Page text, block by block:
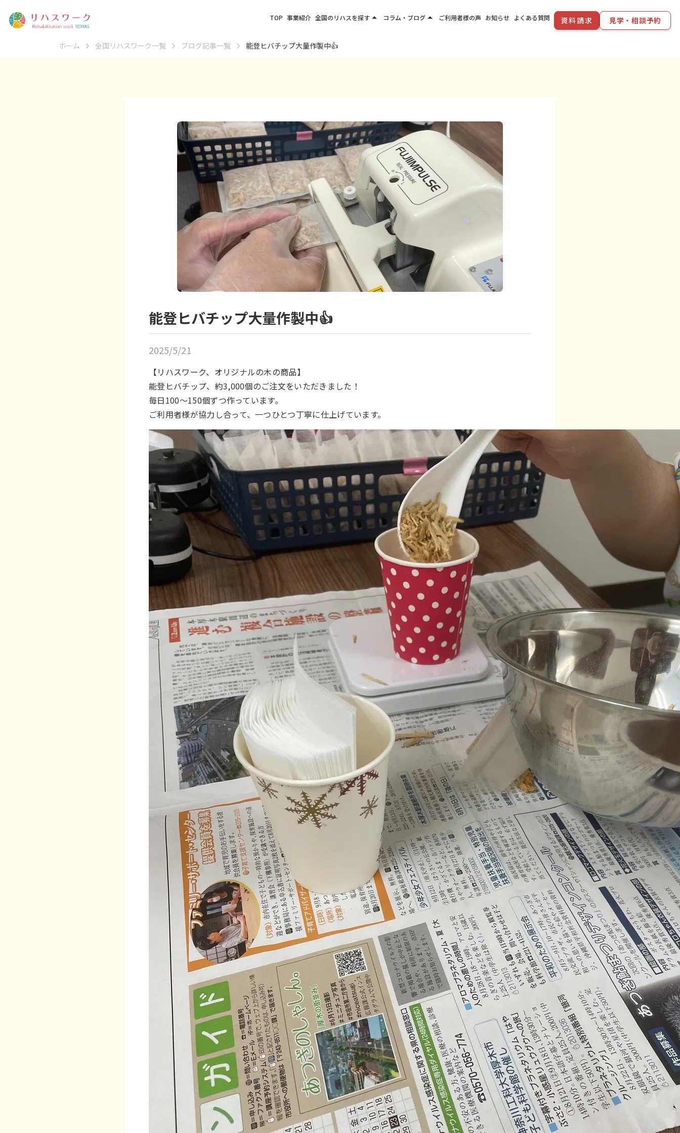
ホーム 全国リハスワーク一覧 ブログ記事一覧 能登ヒバチップ大量作製中👍
能登ヒバチップ大量作製中👍
2025/5/21
【リハスワーク、オリジナルの木の商品】
能登ヒバチップ、約3,000個のご注文をいただきました！
毎日100～150個ずつ作っています。
ご利用者様が協力し合って、一つひとつ丁寧に仕上げています。
TOP 事業紹介 全国のリハスを探すarrow_drop_up
東北エリア
四国・九州エリア
コラム・ブログarrow_drop_up ご利用者様の声 お知らせ よくある質問 資料請求 見学・相談予約